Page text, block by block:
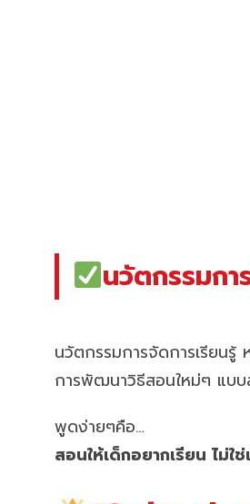
นวัตกรรมกา
นวัตกรรมการจัดการเรียนรู้
การพัฒนาวิธีสอนใหม่ๆ แบบ
พูดง่ายๆคือ…
สอนให้เด็กอยากเรียน ไม่ใ